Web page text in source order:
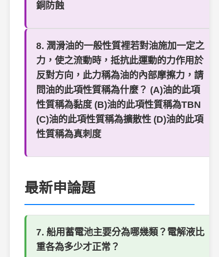
銅防蝕
8. 潤滑油的一般性質裡若對油施加一定之
力，使之流動時，抵抗此運動的力作用於
反對方向，此力稱為油的內部摩擦力，請
問油的此項性質稱為什麼？ (A)油的此項
性質稱為黏度 (B)油的此項性質稱為TBN
(C)油的此項性質稱為擴散性 (D)油的此項
性質稱為真刺度
最新申論題
7. 船用蓄電池主要分為哪幾類？電解液比
重各為多少才正常？